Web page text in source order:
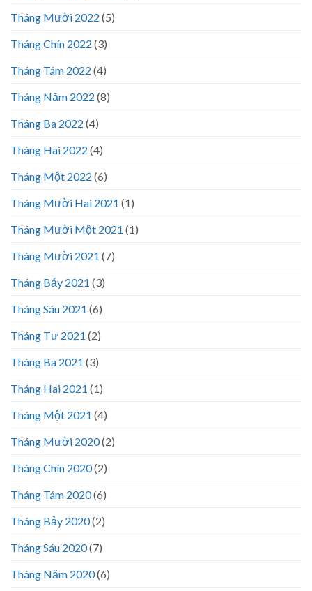
Tháng Mười 2022 (5)
Tháng Chín 2022 (3)
Tháng Tám 2022 (4)
Tháng Năm 2022 (8)
Tháng Ba 2022 (4)
Tháng Hai 2022 (4)
Tháng Một 2022 (6)
Tháng Mười Hai 2021 (1)
Tháng Mười Một 2021 (1)
Tháng Mười 2021 (7)
Tháng Bảy 2021 (3)
Tháng Sáu 2021 (6)
Tháng Tư 2021 (2)
Tháng Ba 2021 (3)
Tháng Hai 2021 (1)
Tháng Một 2021 (4)
Tháng Mười 2020(2)
Tháng Chín 2020(2)
Tháng Tám 2020(6)
Tháng Bảy 2020(2)
Tháng Sáu 2020(7)
Tháng Năm 2020(6)